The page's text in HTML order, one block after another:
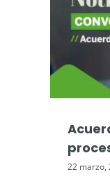
22 marzo,